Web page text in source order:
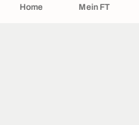
Home Mein FT